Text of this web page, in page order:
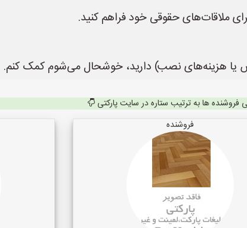
ملاقات‌های حقوقی خود فراهم کنید.
یا هزینه‌های نصب) دارید، خوشحال می‌شوم کمک کنم.
فروشنده ها به ترتیب ستاره در سایت پارکتی
فروشنده